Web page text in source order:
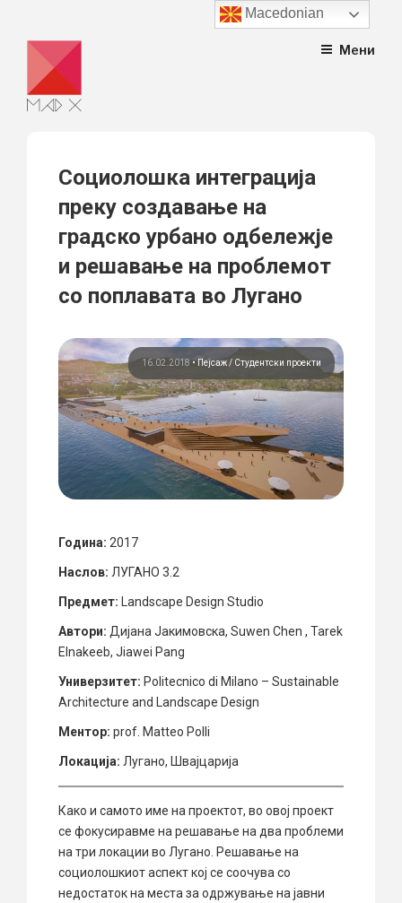
content
Мени
Социолошка интеграција
преку создавање на
градско урбано одбележје
и решавање на проблемот
со поплавата во Лугано
16.02.2018•Пејсаж Студентски проекти
Година: 2017
Наслов: ЛУГАНО 3.2
Предмет: Landscape Design Studio
Автори: Дијана Јакимовска, Suwen Chen , Tarek
Elnakeeb, Jiawei Pang
Универзитет: Politecnico di Milano – Sustainable
Architecture and Landscape Design
Ментор: prof. Matteo Polli
Локација: Лугано, Швајцарија
Како и самото име на проектот, во овој проект
се фокусиравме на решавање на два проблеми
на три локации во Лугано. Решавање на
социолошкиот аспект кој се соочува со
недостаток на места за одржување на јавни
Macedonian